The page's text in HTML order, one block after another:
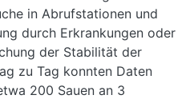
in Abrufstationen und
durch Erkrankungen oder
der Stabilität der
zu Tag konnten Daten
200 Sauen an 3